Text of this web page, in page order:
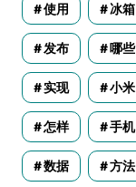
使用 冰箱
发布 哪些
实现 小米
怎样 手机
数据 方法